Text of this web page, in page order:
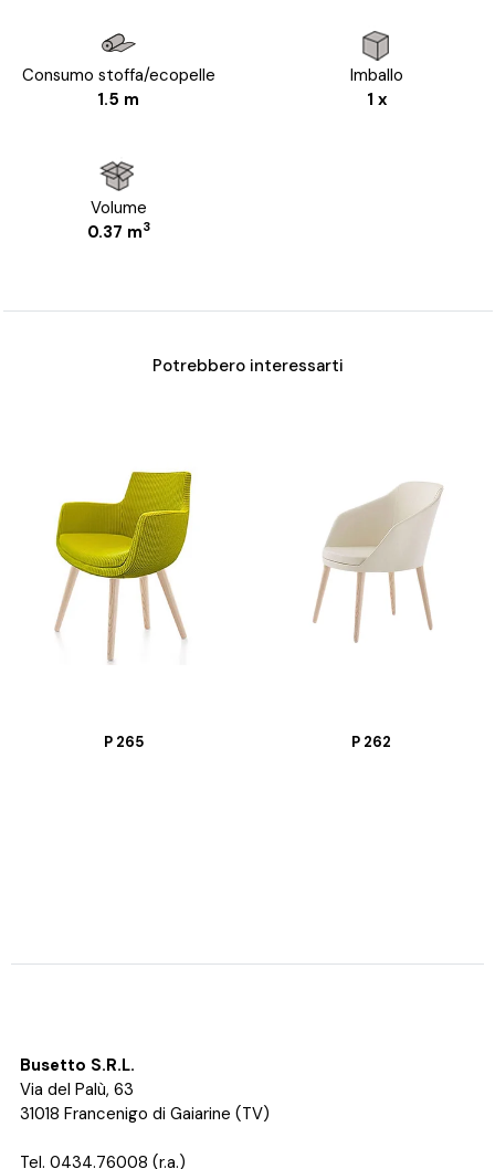
Consumo stoffa/ecopelle
1.5 m
Imballo
1 x
Volume
0.37 m3
Potrebbero interessarti
P 265 P 262
Busetto S.R.L.
Via del Palù, 63
31018 Francenigo di Gaiarine (TV)
Tel. 0434.76008 (r.a.)